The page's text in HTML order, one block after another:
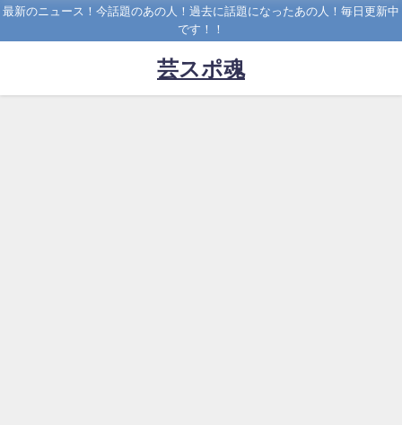
最新のニュース！今話題のあの人！過去に話題になったあの人！毎日更新中
です！！
芸スポ魂